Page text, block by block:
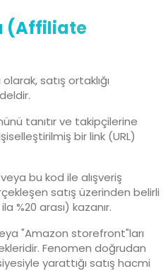
(Affiliate
satış ortaklığı
tanıtır ve takipçilerine
bir link (URL)
bu kod ile alışveriş
satış üzerinden belirli
%20 arası) kazanır.
"Amazon storefront"ları
Fenomen doğrudan
yarattığı satış hacmi